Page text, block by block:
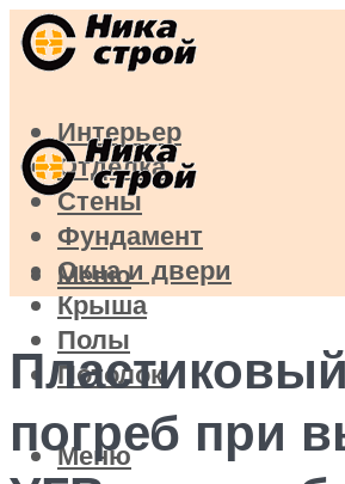
Интерьер
Отделка
Стены
Фундамент
Окна и двери
Крыша
Полы
Потолок
Меню
Меню
Пластиковый
погреб при